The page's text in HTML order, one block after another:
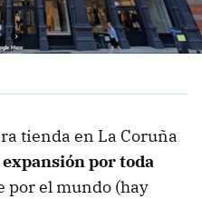
tienda en La Coruña
por toda
por el mundo (hay